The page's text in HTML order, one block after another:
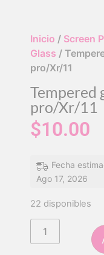
Inicio / Screen
Glass /
pro/Xr/11
Tempered
pro/Xr/11
$10.00
Fecha
Ago 17, 2026
22 disponibles